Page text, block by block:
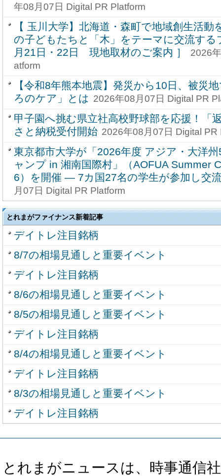
年08月07日 Digital PR Platform
【 玉川大学】北海道・森町で地域創生活動
の子どもたちと「木」をテーマに交流す
月21日・22日 現地取材のご案内 ］
2026
atform
【令和8年熊本地震】発災から10日、被災
ろのケア」とは 2026年08月07日 Digital PR
甲子園へ挑む県立社高校野球部を応援！「
さと納税受付開始 2026年08月07日 Digital PR
東京都市大学が「2026年度 アジア・大洋
ャンプ in 湘南国際村」（AOFUA Summer
6）を開催 ― 7カ国27名の学生が参加し交
月07日 Digital PR Platform
とれまがファイナンス新着記事
デイトレ注目銘柄
8/7の相場見通しと重要イベント
デイトレ注目銘柄
8/6の相場見通しと重要イベント
8/5の相場見通しと重要イベント
デイトレ注目銘柄
8/4の相場見通しと重要イベント
デイトレ注目銘柄
8/3の相場見通しと重要イベント
デイトレ注目銘柄
とれまがニュースは、時事通信